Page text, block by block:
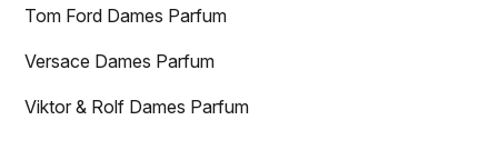
Tom Ford Dames Parfum
Versace Dames Parfum
Viktor & Rolf Dames Parfum